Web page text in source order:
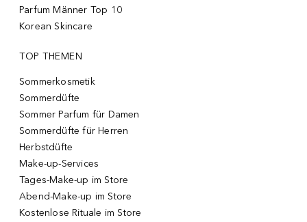
Parfum Männer Top 10
Korean Skincare
TOP THEMEN
Sommerkosmetik
Sommerdüfte
Sommer Parfum für Damen
Sommerdüfte für Herren
Herbstdüfte
Make-up-Services
Tages-Make-up im Store
Abend-Make-up im Store
Kostenlose Rituale im Store